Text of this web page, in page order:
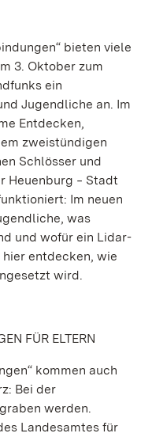
bieten viele
3. Oktober zum
ein
Jugendliche an. Im
Entdecken,
zweistündigen
Schlösser und
Heuenburg ‒ Stadt
Im neuen
was
und wofür ein Lidar-
entdecken, wie
wird.
FÜR ELTERN
kommen auch
Bei der
werden.
Landesamtes für